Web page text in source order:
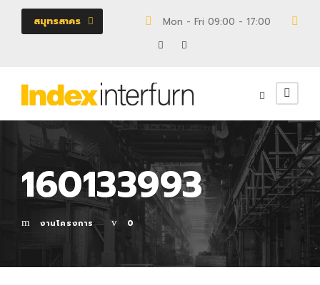
สมุทรสาคร Mon - Fri 09:00 - 17:00
160133993
งานโครงการ 0